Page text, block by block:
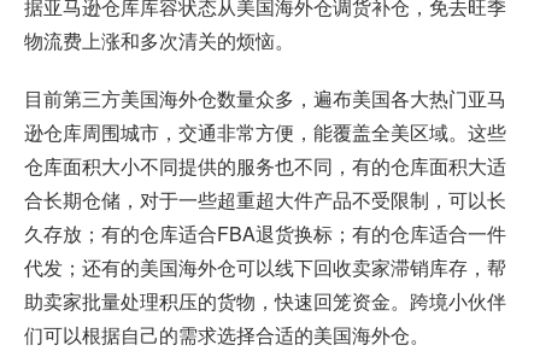
据亚马逊仓库库容状态从美国海外仓调货补仓，免去旺季
物流费上涨和多次清关的烦恼。
目前第三方美国海外仓数量众多，遍布美国各大热门亚马
逊仓库周围城市，交通非常方便，能覆盖全美区域。这些
仓库面积大小不同提供的服务也不同，有的仓库面积大适
合长期仓储，对于一些超重超大件产品不受限制，可以长
久存放；有的仓库适合FBA退货换标；有的仓库适合一件
代发；还有的美国海外仓可以线下回收卖家滞销库存，帮
助卖家批量处理积压的货物，快速回笼资金。跨境小伙伴
们可以根据自己的需求选择合适的美国海外仓。